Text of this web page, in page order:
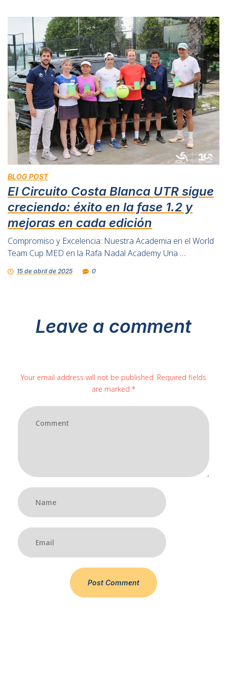
BLOG POST
El Circuito Costa Blanca UTR sigue
creciendo: éxito en la fase 1.2 y
mejoras en cada edición
Compromiso y Excelencia: Nuestra Academia en el World
Team Cup MED en la Rafa Nadal Academy Una …
15 de abril de 2025 0
Leave a comment
Your email address will not be published. Required fields
are marked *